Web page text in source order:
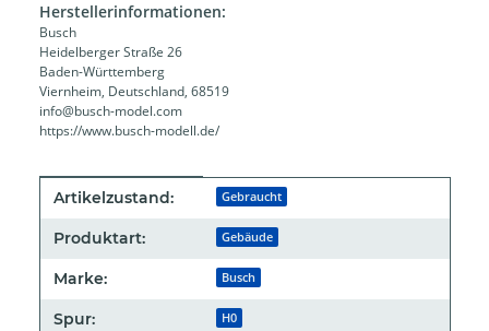
Herstellerinformationen:
Busch
Heidelberger Straße 26
Baden-Württemberg
Viernheim, Deutschland, 68519
info@busch-model.com
https://www.busch-modell.de/
Produkteigenschaft
Wert
Artikelzustand: Gebraucht
Produktart: Gebäude
Marke: Busch
Spur: H0